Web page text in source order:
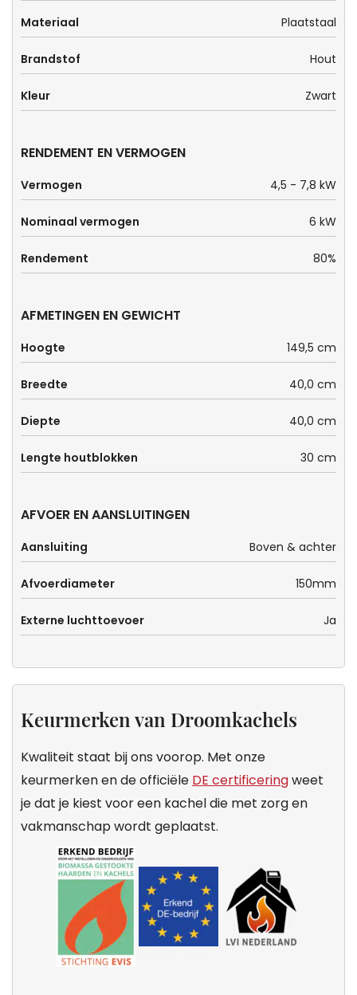
Materiaal Plaatstaal
Brandstof Hout
Kleur Zwart
RENDEMENT EN VERMOGEN
Vermogen 4,5 - 7,8 kW
Nominaal vermogen 6 kW
Rendement 80%
AFMETINGEN EN GEWICHT
Hoogte 149,5 cm
Breedte 40,0 cm
Diepte 40,0 cm
Lengte houtblokken 30 cm
AFVOER EN AANSLUITINGEN
Aansluiting Boven & achter
Afvoerdiameter 150mm
Externe luchttoevoer Ja
Keurmerken van Droomkachels
Kwaliteit staat bij ons voorop. Met onze
keurmerken en de officiële DE certificeringweet
je dat je kiest voor een kachel die met zorg en
vakmanschap wordt geplaatst.